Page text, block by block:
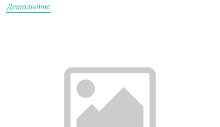
Детальніше